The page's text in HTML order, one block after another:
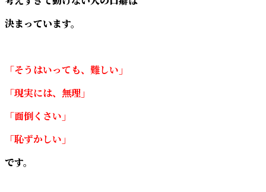
決まっています。
「そうはいっても、難しい」
「現実には、無理」
「面倒くさい」
「恥ずかしい」
です。